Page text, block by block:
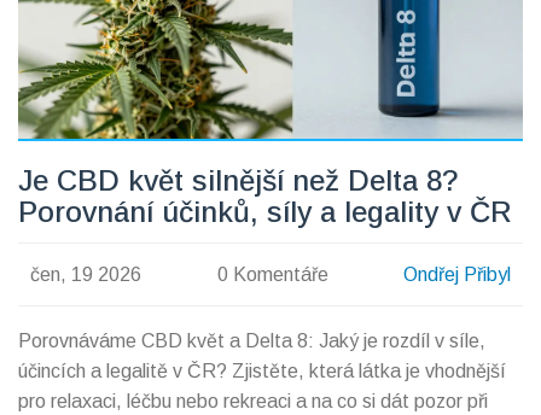
Je CBD květ silnější než Delta 8?
Porovnání účinků, síly a legality v ČR
čen, 19 2026 0 Komentáře Ondřej Přibyl
Porovnáváme CBD květ a Delta 8: Jaký je rozdíl v síle,
účincích a legalitě v ČR? Zjistěte, která látka je vhodnější
pro relaxaci, léčbu nebo rekreaci a na co si dát pozor při